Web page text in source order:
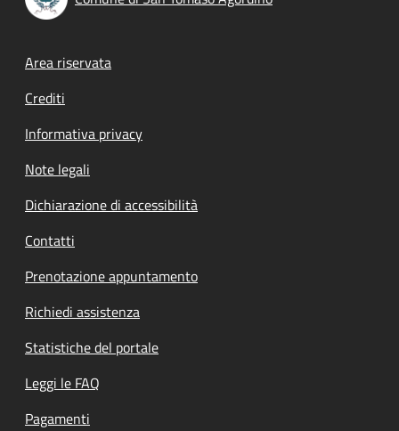
Footer menu
Area riservata
Crediti
Informativa privacy
Note legali
Dichiarazione di accessibilità
Contatti
Prenotazione appuntamento
Richiedi assistenza
Statistiche del portale
Leggi le FAQ
Pagamenti